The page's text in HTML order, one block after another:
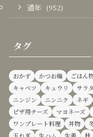
通年 (952)
タグ
おかず かつお梅 ごはん
キャベツ
キュウリ サラ
ニンジン
ニンニク ネギ
ピザ用チーズ
マヨネーズ
ワンプレート料理
丼物